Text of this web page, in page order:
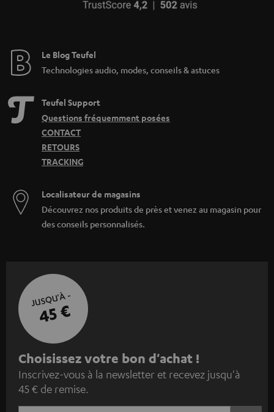
Le Blog Teufel
Technologies audio, modes, conseils & astuces
Teufel Support
Questions fréquemment posées
CONTACT
RETOURS
TRACKING
Localisateur de magasins
Découvrez nos produits de près et venez au magasin pour
des conseils personnalisés.
JUSQU'À -
45 €
I
n
s
Choisissez votre bon d'achat !
Inscrivez-vous à la newsletter et recevez jusqu'à
45 € de remise.